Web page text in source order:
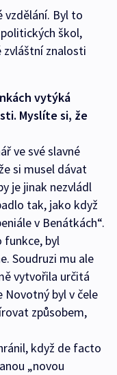
vzdělání. Byl to
škol,
zvláštní znalosti
vytýká
Myslíte si, že
ve své slavné
si musel dávat
je jinak nezvládl
tak, jako když
v Benátkách“.
funkce, byl
Soudruzi mu ale
vytvořila určitá
byl v čele
způsobem,
když de facto
„novou